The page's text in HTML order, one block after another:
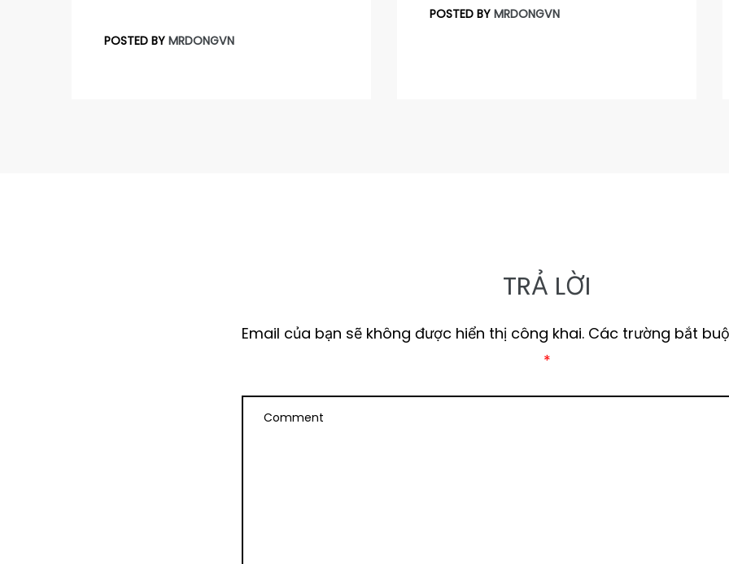
POSTED BY MRDONGVN
POSTED BY MRDONGVN
TRẢ LỜI
Email của bạn sẽ không được hiển thị công khai. Các trường bắt
*